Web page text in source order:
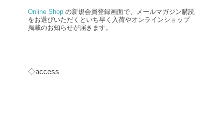
Online Shop の新規会員登録画面で、メールマガジン購読
をお選びいただくといち早く入荷やオンラインショップ
掲載のお知らせが届きます。
◇access